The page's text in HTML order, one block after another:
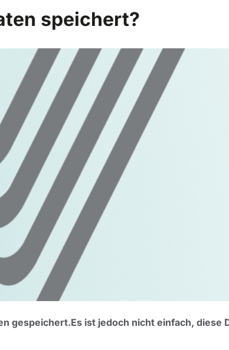
speichert?
gespeichert.Es ist jedoch nicht einfach, diese